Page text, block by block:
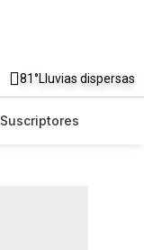
81°Lluvias dispersas
Suscriptores